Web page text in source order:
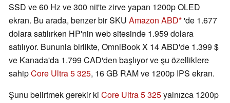
SSD ve 60 Hz ve 300 nit'te zirve yapan 1200p OLED
ekran. Bu arada, benzer bir SKU Amazon ABD 'de 1.677
dolara satılırken HP'nin web sitesinde 1.959 dolara
satılıyor. Bununla birlikte, OmniBook X 14 ABD'de 1.399 $
ve Kanada'da 1.799 CAD'den başlıyor ve şu özelliklere
sahipCore Ultra 5 325, 16 GB RAM ve 1200p IPS ekran.
Şunu belirtmek gerekir ki Core Ultra 5 325yalnızca 1200p